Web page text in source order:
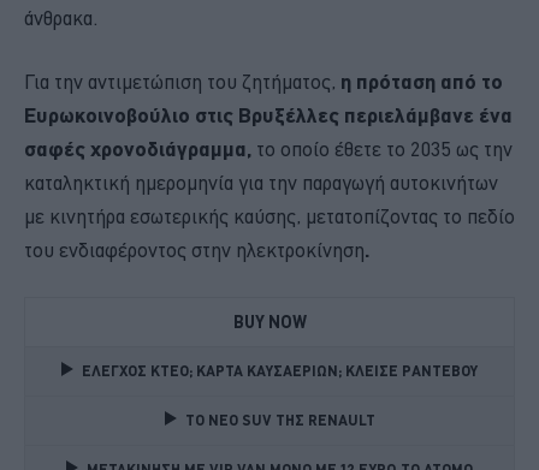
άνθρακα.
Για την αντιμετώπιση του ζητήματος, η πρόταση από το
Ευρωκοινοβούλιο στις Βρυξέλλες περιελάμβανε ένα
σαφές χρονοδιάγραμμα, το οποίο έθετε το 2035 ως την
καταληκτική ημερομηνία για την παραγωγή αυτοκινήτων
με κινητήρα εσωτερικής καύσης, μετατοπίζοντας το πεδίο
του ενδιαφέροντος στην ηλεκτροκίνηση.
BUY NOW
ΕΛΕΓΧΟΣ ΚΤΕΟ; ΚΑΡΤΑ ΚΑΥΣΑΕΡΙΩΝ; ΚΛΕΙΣΕ ΡΑΝΤΕΒΟΥ
TO NEO SUV ΤΗΣ RENAULT